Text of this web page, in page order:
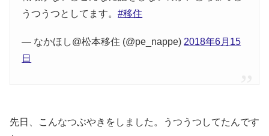
うつうつとしてます。#移住
— なかほし@松本移住 (@pe_nappe) 2018年6月15
日
先日、こんなつぶやきをしました。うつうつしてたんです